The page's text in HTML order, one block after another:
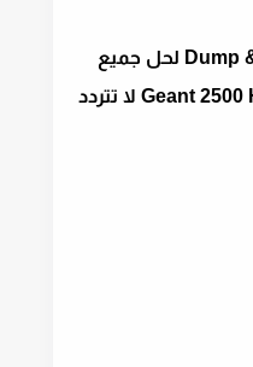
الى هنا نكون قد انهينا موضوعنا حول دامب و لودر Dump & Loader Geant 2500 HD Plus لحل جميع
مشاكل الجهاز ON Boot Error 114 , اي استفسار حول مشاكل جهاز جيون Geant 2500 HD Plus لا تتردد